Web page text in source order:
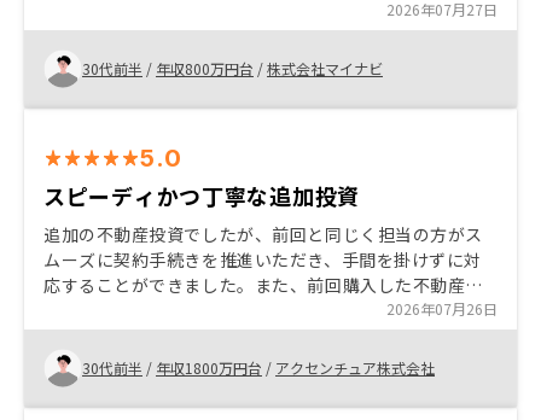
できる高単価商品が不動産だった また老後に家がない場
合も最悪買った家に住むこともできると想定し購入に至
った また地方に実需用不動産を購入するつもりがなかっ
た（都心への通勤が嫌）ので投資で与信を使いたかった
※このニーズはたくさんあると思う
2026年07月27日
30代前半 / 年収800万円台 /株式会社マイナビ
5.0
スピーディかつ丁寧な追加投資
追加の不動産投資でしたが、前回と同じく担当の方がス
ムーズに契約手続きを推進いただき、手間を掛けずに対
応することができました。また、前回購入した不動産を
踏まえたポートフォリオ戦略の助言等、有意義に面談を
実施いただくことができました。
2026年07月26日
30代前半 / 年収1800万円台 / アクセンチュア株式会社